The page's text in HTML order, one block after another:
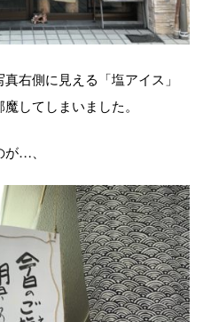
右側に見える「塩アイス」
してしまいました。
…、